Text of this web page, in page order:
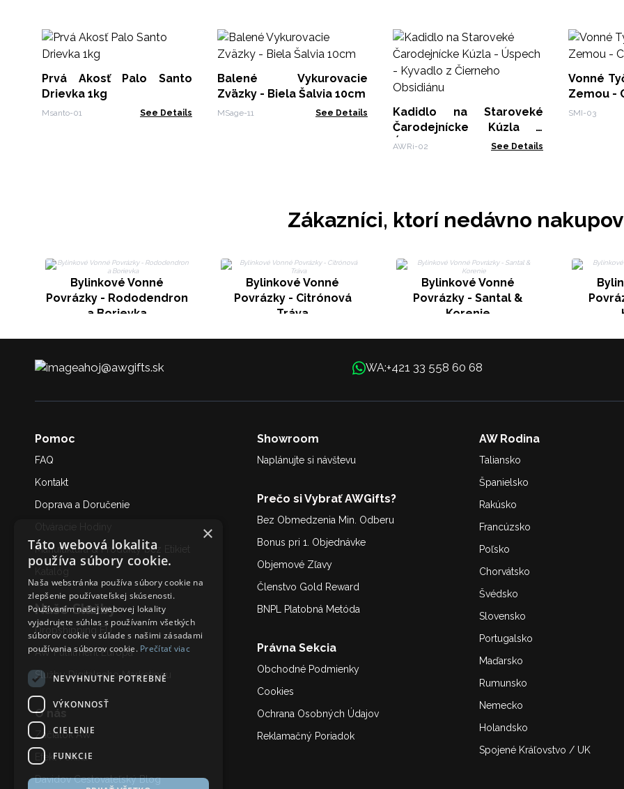
Prvá Akosť Palo Santo
Drievka 1kg
Msanto-01 See Details
Balené Vykurovacie
Zväzky - Biela Šalvia 10cm
MSage-11 See Details
Kadidlo na Staroveké
Čarodejnícke Kúzla -
Úspech - Kyvadlo z
AWRi-02 See Details
Vonné Tyčinky
Zemou -
SMI-03
Zákazníci, ktorí nedávno
Bylinkové Vonné
Povrázky - Rododendron
a Borievka
Bylinkové Vonné
Povrázky - Citrónová
Tráva
Bylinkové Vonné
Povrázky - Santal &
Korenie
ahoj@awgifts.sk WA:+421 33 558 60 68
Pomoc
FAQ
Kontakt
Doprava a Doručenie
Manufaktúra & Produkty bez Etikiet
Naše Služby
Dropshipping EU
AW Fulfilment Európa
Služby Digitálneho Marketing
O nás
Začiatok AW
Efekt Fénixa
Davidov Cestovateľský Blog
Showroom
Naplánujte si návštevu
Prečo si Vybrať AWGifts?
Bez Obmedzenia Min. Odberu
Bonus pri 1. Objednávke
Objemové Zľavy
Členstvo Gold Reward
BNPL Platobná Metóda
Právna Sekcia
Obchodné Podmienky
Cookies
Ochrana Osobných Údajov
Reklamačný Poriadok
AW Rodina
Taliansko
Španielsko
Rakúsko
Francúzsko
Poľsko
Chorvátsko
Švédsko
Slovensko
Portugalsko
Maďarsko
Rumunsko
Nemecko
Holandsko
Spojené Kráľovstvo / UK
×
Táto webová lokalita
používa súbory cookie.
Naša webstránka používa súbory cookie na
zlepšenie používateľskej skúsenosti.
Používaním našej webovej lokality
vyjadrujete súhlas s používaním všetkých
súborov cookie v súlade s našimi zásadami
používania súborov cookie. Prečítať viac
NEVYHNUTNE POTREBNÉ
VÝKONNOSŤ
CIELENIE
FUNKCIE